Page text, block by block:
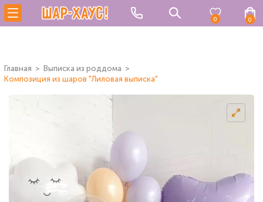
0 0
Главная
Выписка из роддома
Композиция из шаров "Лиловая выписка"